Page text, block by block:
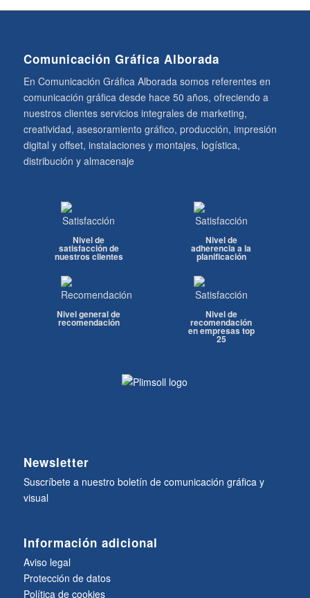
Comunicación Gráfica Alborada
En Comunicación Gráfica Alborada somos referentes en
comunicación gráfica desde hace 50 años, ofreciendo a
nuestros clientes servicios integrales de marketing,
creatividad, asesoramiento gráfico, producción, impresión
digital y offset, instalaciones y montajes, logística,
distribución y almacenaje
Nivel de
satisfacción de
nuestros clientes
Nivel de
adherencia a la
planificación
Nivel general de
recomendación
Nivel de
recomendación
en empresas top
25
Newsletter
Suscríbete a nuestro boletín de comunicación gráfica y
visual
Información adicional
Aviso legal
Protección de datos
Política de cookies